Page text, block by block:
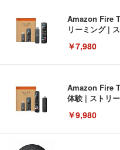
Amazon Fire
リーミング |
￥7,980
Amazon Fire
体験 | ストリ
￥9,980